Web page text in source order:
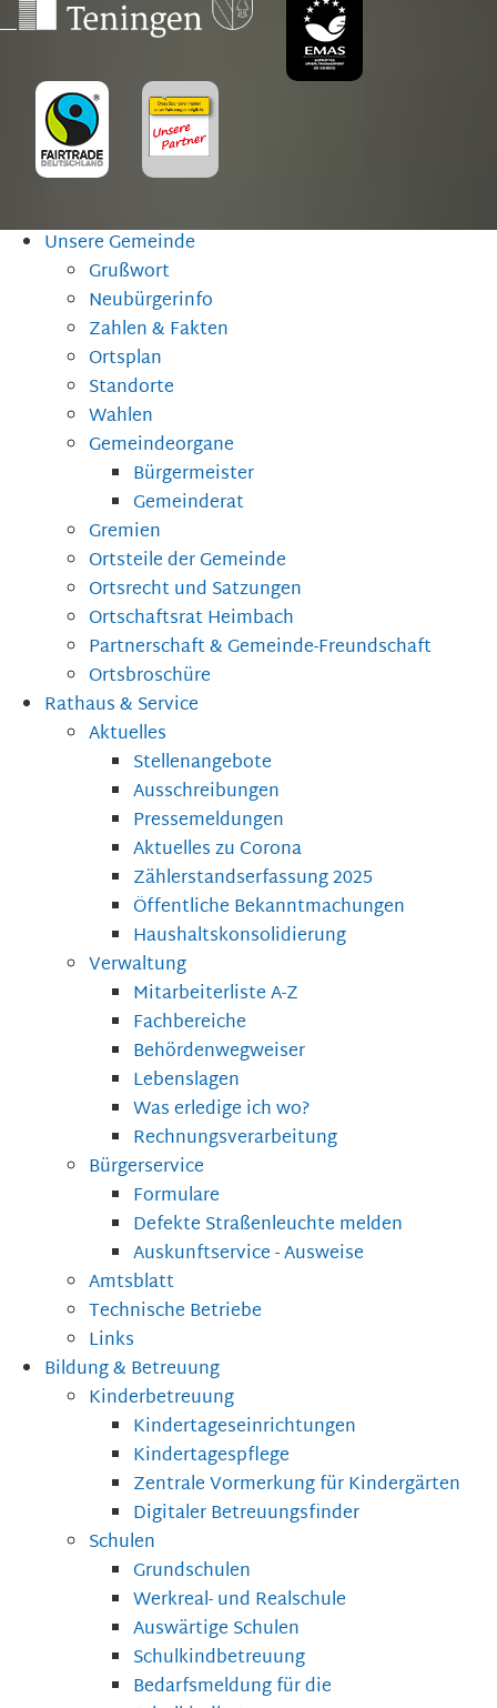
Unsere Gemeinde
Grußwort
Neubürgerinfo
Zahlen & Fakten
Ortsplan
Standorte
Wahlen
Gemeindeorgane
Bürgermeister
Gemeinderat
Gremien
Ortsteile der Gemeinde
Ortsrecht und Satzungen
Ortschaftsrat Heimbach
Partnerschaft & Gemeinde-Freundschaft
Ortsbroschüre
Rathaus & Service
Aktuelles
Stellenangebote
Ausschreibungen
Pressemeldungen
Aktuelles zu Corona
Zählerstandserfassung 2025
Öffentliche Bekanntmachungen
Haushaltskonsolidierung
Verwaltung
Mitarbeiterliste A-Z
Fachbereiche
Behördenwegweiser
Lebenslagen
Was erledige ich wo?
Rechnungsverarbeitung
Bürgerservice
Formulare
Defekte Straßenleuchte melden
Auskunftservice - Ausweise
Amtsblatt
Technische Betriebe
Links
Bildung & Betreuung
Kinderbetreuung
Kindertageseinrichtungen
Kindertagespflege
Zentrale Vormerkung für Kindergärten
Digitaler Betreuungsfinder
Schulen
Grundschulen
Werkreal- und Realschule
Auswärtige Schulen
Schulkindbetreuung
Bedarfsmeldung für die